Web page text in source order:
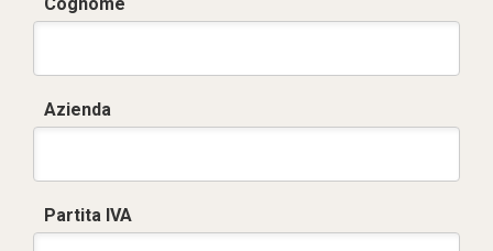
Azienda
Partita IVA